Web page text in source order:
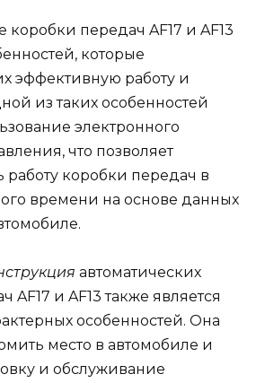
коробки передач AF17 и AF13
которые
эффективную работу и
из таких особенностей
электронного
что позволяет
работу коробки передач в
времени на основе данных
автоматических
AF17 и AF13 также является
особенностей. Она
место в автомобиле и
и обслуживание